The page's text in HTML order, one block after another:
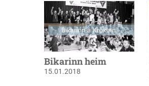
Bikarinn heim
15.01.2018